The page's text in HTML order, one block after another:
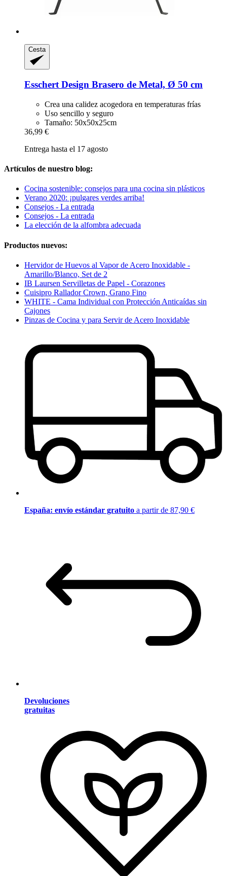
Cesta
Esschert Design Brasero de Metal, Ø 50 cm
Crea una calidez acogedora en temperaturas frías
Uso sencillo y seguro
Tamaño: 50x50x25cm
36,99 €
Entrega hasta el 17 agosto
Artículos de nuestro blog:
Cocina sostenible: consejos para una cocina sin plásticos
Verano 2020: ¡pulgares verdes arriba!
Consejos - La entrada
Consejos - La entrada
La elección de la alfombra adecuada
Productos nuevos:
Hervidor de Huevos al Vapor de Acero Inoxidable -
Amarillo/Blanco, Set de 2
IB Laursen Servilletas de Papel - Corazones
Cuisipro Rallador Crown, Grano Fino
WHITE - Cama Individual con Protección Anticaídas sin
Cajones
Pinzas de Cocina y para Servir de Acero Inoxidable
España: envío estándar gratuito a partir de 87,90 €
Devoluciones
gratuitas